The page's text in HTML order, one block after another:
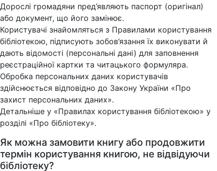
Дорослі громадяни пред’являють паспорт (оригінал)
або документ, що його замінює.
Користувачі знайомляться з Правилами користування
бібліотекою, підписують зобов’язання їх виконувати й
дають відомості (персональні дані) для заповнення
реєстраційної картки та читацького формуляра.
Обробка персональних даних користувачів
здійснюється відповідно до Закону України «Про
захист персональних даних».
Детальніше у «Правилах користування бібліотекою» у
розділі «Про бібліотеку».
Як можна замовити книгу або продовжити
термін користування книгою, не відвідуючи
бібліотеку?